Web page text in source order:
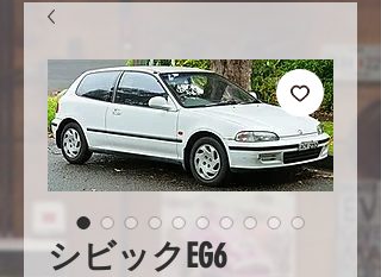
シビックEG6